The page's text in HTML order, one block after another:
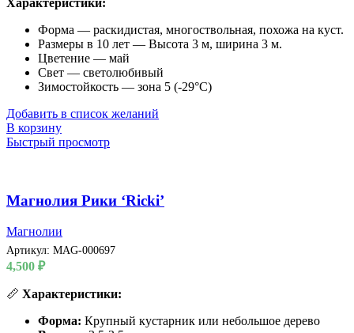
Форма — раскидистая, многоствольная, похожа на куст.
Размеры в 10 лет — Высота 3 м, ширина 3 м.
Цветение — май
Свет — светолюбивый
Зимостойкость — зона 5 (-29°C)
Добавить в список желаний
В корзину
Быстрый просмотр
Магнолия Рики ‘Ricki’
Магнолии
Артикул: MAG-000697
4,500 ₽
📏 Характеристики:
Форма: Крупный кустарник или небольшое дерево